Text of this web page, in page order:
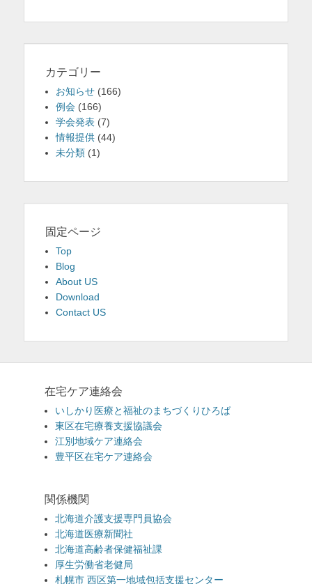
カテゴリー
お知らせ (166)
例会 (166)
学会発表 (7)
情報提供 (44)
未分類 (1)
固定ページ
Top
Blog
About US
Download
Contact US
在宅ケア連絡会
いしかり医療と福祉のまちづくりひろば
東区在宅療養支援協議会
江別地域ケア連絡会
豊平区在宅ケア連絡会
関係機関
北海道介護支援専門員協会
北海道医療新聞社
北海道高齢者保健福祉課
厚生労働省老健局
札幌市 西区第一地域包括支援センター